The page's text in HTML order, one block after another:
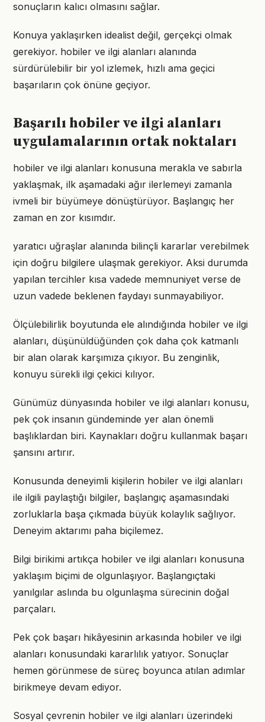
sonuçların kalıcı olmasını sağlar.
Konuya yaklaşırken idealist değil, gerçekçi olmak
gerekiyor. hobiler ve ilgi alanları alanında
sürdürülebilir bir yol izlemek, hızlı ama geçici
başarıların çok önüne geçiyor.
Başarılı hobiler ve ilgi alanları
uygulamalarının ortak noktaları
hobiler ve ilgi alanları konusuna merakla ve sabırla
yaklaşmak, ilk aşamadaki ağır ilerlemeyi zamanla
ivmeli bir büyümeye dönüştürüyor. Başlangıç her
zaman en zor kısımdır.
yaratıcı uğraşlar alanında bilinçli kararlar verebilmek
için doğru bilgilere ulaşmak gerekiyor. Aksi durumda
yapılan tercihler kısa vadede memnuniyet verse de
uzun vadede beklenen faydayı sunmayabiliyor.
Ölçülebilirlik boyutunda ele alındığında hobiler ve ilgi
alanları, düşünüldüğünden çok daha çok katmanlı
bir alan olarak karşımıza çıkıyor. Bu zenginlik,
konuyu sürekli ilgi çekici kılıyor.
Günümüz dünyasında hobiler ve ilgi alanları konusu,
pek çok insanın gündeminde yer alan önemli
başlıklardan biri. Kaynakları doğru kullanmak başarı
şansını artırır.
Konusunda deneyimli kişilerin hobiler ve ilgi alanları
ile ilgili paylaştığı bilgiler, başlangıç aşamasındaki
zorluklarla başa çıkmada büyük kolaylık sağlıyor.
Deneyim aktarımı paha biçilemez.
Bilgi birikimi artıkça hobiler ve ilgi alanları konusuna
yaklaşım biçimi de olgunlaşıyor. Başlangıçtaki
yanılgılar aslında bu olgunlaşma sürecinin doğal
parçaları.
Pek çok başarı hikâyesinin arkasında hobiler ve ilgi
alanları konusundaki kararlılık yatıyor. Sonuçlar
hemen görünmese de süreç boyunca atılan adımlar
birikmeye devam ediyor.
Sosyal çevrenin hobiler ve ilgi alanları üzerindeki